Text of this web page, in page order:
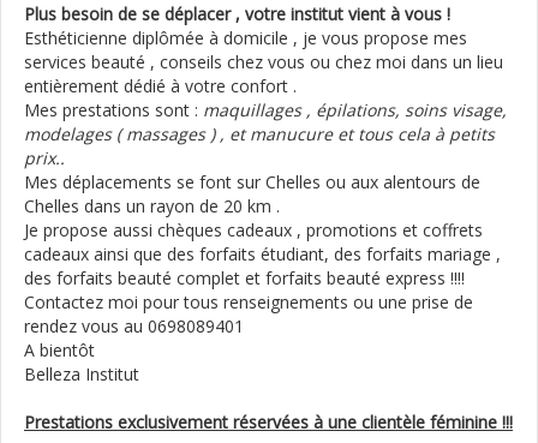
Plus besoin de se déplacer , votre institut vient à vous !
Esthéticienne diplômée à domicile , je vous propose mes
services beauté , conseils chez vous ou chez moi dans un lieu
entièrement dédié à votre confort .
Mes prestations sont : maquillages , épilations, soins visage,
modelages ( massages ) , et manucure et tous cela à petits
prix..
Mes déplacements se font sur Chelles ou aux alentours de
Chelles dans un rayon de 20 km .
Je propose aussi chèques cadeaux , promotions et coffrets
cadeaux ainsi que des forfaits étudiant, des forfaits mariage ,
des forfaits beauté complet et forfaits beauté express !!!!
Contactez moi pour tous renseignements ou une prise de
rendez vous au 0698089401
A bientôt
Belleza Institut
Prestations exclusivement réservées à une clientèle féminine !!!